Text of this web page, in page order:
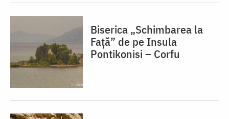
Biserica „Schimbarea la
Față” de pe Insula
Pontikonisi – Corfu